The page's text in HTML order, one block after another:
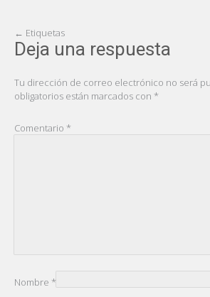
Post
navigation
← Etiquetas
Deja una respuesta
Tu dirección de correo electrónico no será
obligatorios están marcados con *
Comentario *
Nombre *